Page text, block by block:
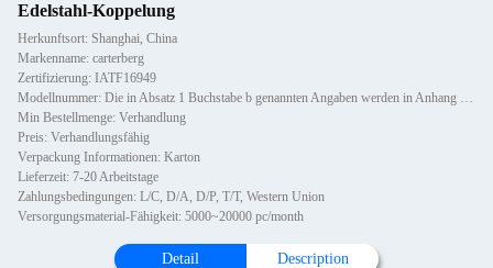
Edelstahl-Koppelung
Herkunftsort: Shanghai, China
Markenname: carterberg
Zertifizierung: IATF16949
Modellnummer: Die in Absatz 1 Buchstabe b genannten Angaben werden in Anhang I der Verordnung (EU) Nr. 182/2011 ge
Min Bestellmenge: Verhandlung
Preis: Verhandlungsfähig
Verpackung Informationen: Karton
Lieferzeit: 7-20 Arbeitstage
Zahlungsbedingungen: L/C, D/A, D/P, T/T, Western Union
Versorgungsmaterial-Fähigkeit: 5000~20000 pc/month
Detail Description